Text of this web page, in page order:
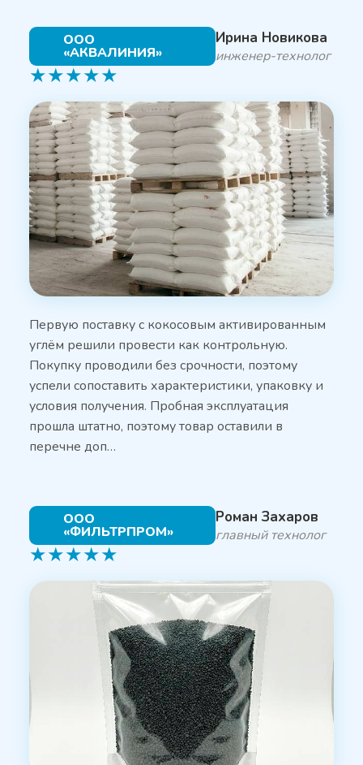
ООО
«АКВАЛИНИЯ»
Ирина Новикова
инженер-технолог
★★★★★
Первую поставку с кокосовым активированным
углём решили провести как контрольную.
Покупку проводили без срочности, поэтому
успели сопоставить характеристики, упаковку и
условия получения. Пробная эксплуатация
прошла штатно, поэтому товар оставили в
перечне доп…
ООО
«ФИЛЬТРПРОМ»
Роман Захаров
главный технолог
★★★★★